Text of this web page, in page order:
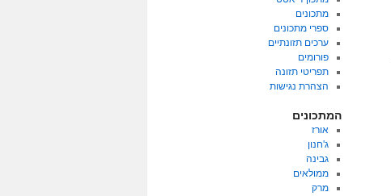
מתכונים
ספרי מתכונים
ערכים תזונתיים
פורומים
תפריטי תזונה
הצהרת נגישות
המתכונים
אורז
ג'חנון
גבינה
ממולאים
מרק